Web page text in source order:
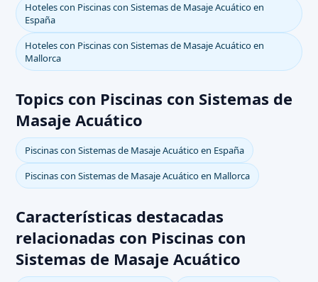
Hoteles con Piscinas con Sistemas de Masaje Acuático en
España
Hoteles con Piscinas con Sistemas de Masaje Acuático en
Mallorca
Topics con Piscinas con Sistemas de
Masaje Acuático
Piscinas con Sistemas de Masaje Acuático en España
Piscinas con Sistemas de Masaje Acuático en Mallorca
Características destacadas
relacionadas con Piscinas con
Sistemas de Masaje Acuático